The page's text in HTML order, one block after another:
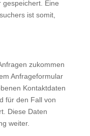
gespeichert. Eine
ist somit,
zukommen
Anfrageformular
Kontaktdaten
für den Fall von
Diese Daten
weiter.